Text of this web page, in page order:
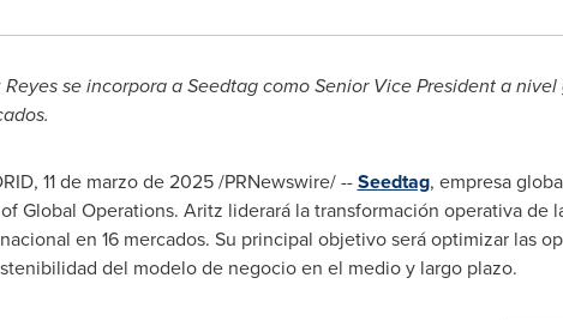
se incorpora a Seedtag como Senior Vice President a
, 11 de marzo de 2025/PRNewswire/ --Seedtag, empresa
Global Operations. Aritz liderará la transformación operativa
en 16 mercados. Su principal objetivo será optimizar las
del modelo de negocio en el medio y largo plazo.